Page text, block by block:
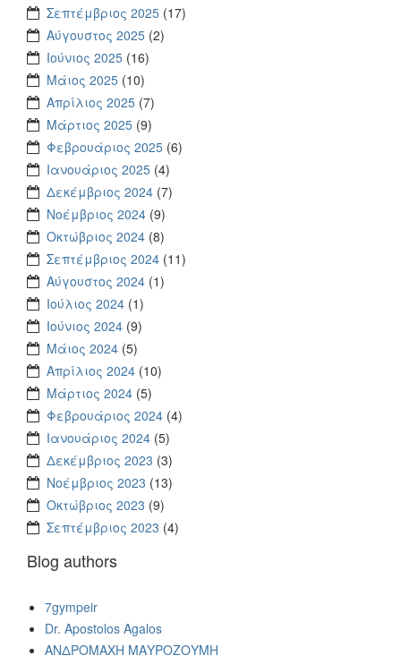
Σεπτέμβριος 2025 (17)
Αύγουστος 2025 (2)
Ιούνιος 2025 (16)
Μάιος 2025 (10)
Απρίλιος 2025 (7)
Μάρτιος 2025 (9)
Φεβρουάριος 2025 (6)
Ιανουάριος 2025 (4)
Δεκέμβριος 2024 (7)
Νοέμβριος 2024 (9)
Οκτώβριος 2024 (8)
Σεπτέμβριος 2024 (11)
Αύγουστος 2024 (1)
Ιούλιος 2024 (1)
Ιούνιος 2024 (9)
Μάιος 2024 (5)
Απρίλιος 2024 (10)
Μάρτιος 2024 (5)
Φεβρουάριος 2024 (4)
Ιανουάριος 2024 (5)
Δεκέμβριος 2023 (3)
Νοέμβριος 2023 (13)
Οκτώβριος 2023 (9)
Σεπτέμβριος 2023 (4)
Blog authors
7gympeir
Dr. Apostolos Agalos
ΑΝΔΡΟΜΑΧΗ ΜΑΥΡΟΖΟΥΜΗ